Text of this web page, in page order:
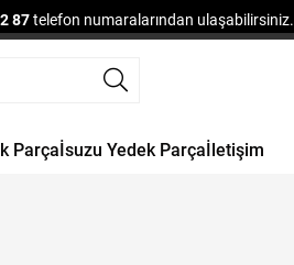
87telefon numaralarından ulaşabilirsiniz.
Parçaİsuzu Yedek Parçaİletişim